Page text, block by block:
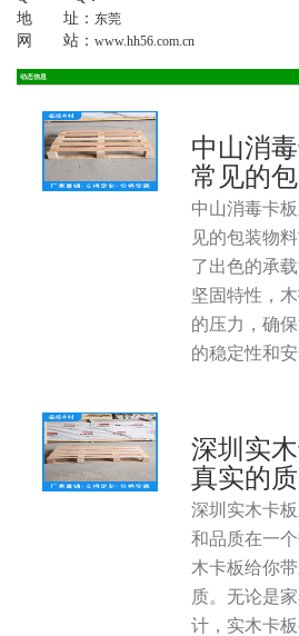
地 址： 东莞
网 站： www.hh56.com.cn
动态信息
中山消
常见的
中山消毒卡
见的包装物
了出色的承
坚固特性，
的压力，确
的稳定性和
深圳实
真实的
深圳实木卡
和品质在一
木卡板给你
质。无论是
计，实木卡